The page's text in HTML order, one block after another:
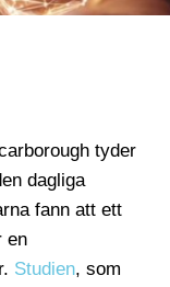
tyder
dagliga
fann att ett
en
Studien, som